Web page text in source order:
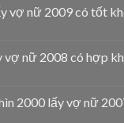
vợ nữ 2009 có tốt
vợ nữ 2008 có hợp
2000 lấy vợ nữ